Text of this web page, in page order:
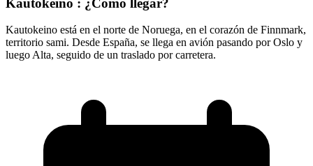
Kautokeino : ¿Cómo llegar?
Kautokeino está en el norte de Noruega, en el corazón de Finnmark,
territorio sami. Desde España, se llega en avión pasando por Oslo y
luego Alta, seguido de un traslado por carretera.